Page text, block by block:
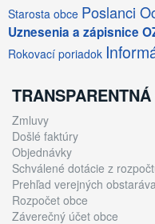
Starosta obce Poslanci
Uznesenia a zápisnice
Rokovací poriadok
Zmluvy
Došlé faktúry
Objednávky
Schválené dotácie z
Prehľad verejných
Rozpočet obce
Záverečný účet obce